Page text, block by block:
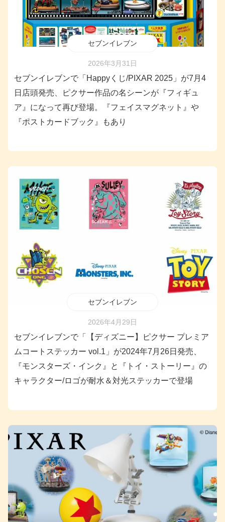
セブンイレブン
2026年3月31日
セブンイレブンで「Happyくじ/PIXAR 2025」が7月4
日店頭発売、ピクサー作品の名シーンが『フィギュ
ア』になって再び登場。『フェイスマグネット』や
『ポストカードブック』もあり
セブンイレブン
2026年4月29日
セブンイレブンで「【ディズニー】ピクサー プレミア
ムコートステッカー vol.1」が2024年7月26日発売、
『モンスターズ・インク』と『トイ・ストーリー』の
キャラクター/ロゴが耐水＆対光ステッカーで登場